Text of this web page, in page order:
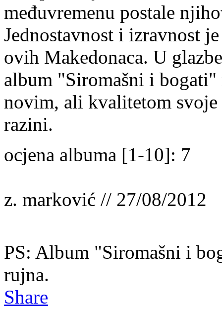
međuvremenu postale
Jednostavnost i izravnost
ovih Makedonaca. U
album "Siromašni i
novim, ali kvalitetom
razini.
ocjena albuma [1-10]: 7
z. marković // 27/08/2012
PS: Album "Siromašni i
rujna.
Share